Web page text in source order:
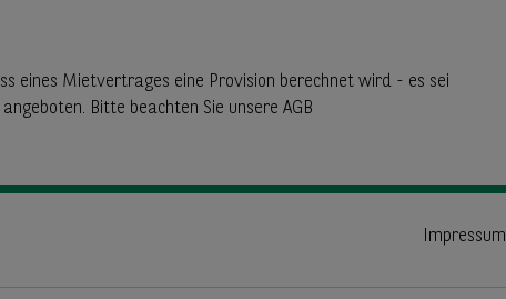
eines Mietvertrages eine Provision berechnet wird - es sei
Bitte beachten Sie unsere AGB
Impressum